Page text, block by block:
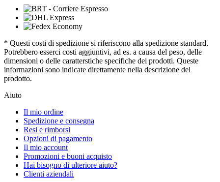
* Questi costi di spedizione si riferiscono alla spedizione standard.
Potrebbero esserci costi aggiuntivi, ad es. a causa del peso, delle
dimensioni o delle caratterstiche specifiche dei prodotti. Queste
informazioni sono indicate direttamente nella descrizione del
prodotto.
Aiuto
Il mio ordine
Spedizione e consegna
Resi e rimborsi
Opzioni di pagamento
Il mio account
Promozioni e buoni acquisto
Hai bisogno di ulteriore aiuto?
Clienti aziendali